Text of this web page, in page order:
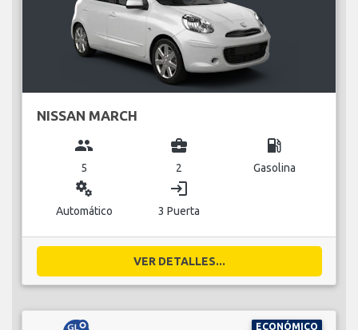
NISSAN MARCH
group
5
business_center
2
local_gas_station
Gasolina
miscellaneous_services
Automático
login
3 Puerta
VER DETALLES...
ECONÓMICO